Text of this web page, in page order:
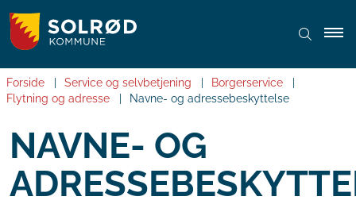
Forside Service og selvbetjening
Borgerservice
Flytning og adresse
Navne- og adressebeskyttelse
NAVNE- OG